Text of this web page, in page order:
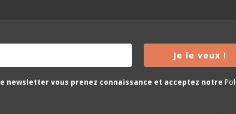
Je le veux !
newsletter vous prenez connaissance et acceptez notre